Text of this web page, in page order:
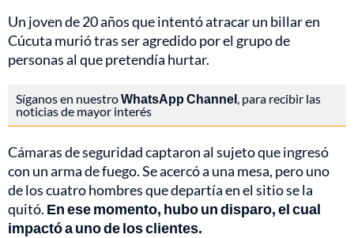
Un joven de 20 años que intentó atracar un billar en
Cúcuta murió tras ser agredido por el grupo de
personas al que pretendía hurtar.
Síganos en nuestroWhatsApp Channel, para recibir las
noticias de mayor interés
Cámaras de seguridad captaron al sujeto que ingresó
con un arma de fuego. Se acercó a una mesa, pero uno
de los cuatro hombres que departía en el sitio se la
quitó. En ese momento, hubo un disparo, el cual
impactó a uno de los clientes.